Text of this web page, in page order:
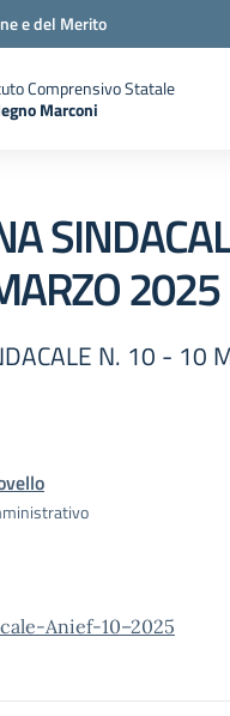
e del Merito
Comprensivo Statale
Marconi
2025
N. 10 - 10
Anief-10–2025